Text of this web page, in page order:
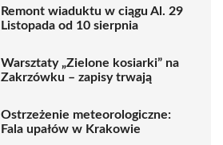
Remont wiaduktu w ciągu Al. 29
Listopada od 10 sierpnia
Warsztaty „Zielone kosiarki” na
Zakrzówku – zapisy trwają
Ostrzeżenie meteorologiczne:
Fala upałów w Krakowie